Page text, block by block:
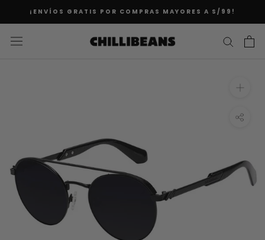
¡ENVÍOS GRATIS POR COMPRAS MAYORES A S/99!